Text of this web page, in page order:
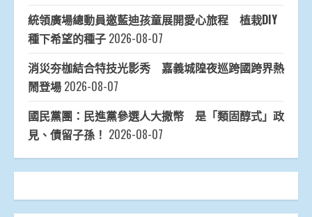
統領廣場總動員邀藍迪孩童展開愛心旅程 植栽DIY
種下希望的種子 2026-08-07
消災夯枷結合特技光影秀 嘉義城隍夜巡跨國跨界熱
鬧登場 2026-08-07
國民黨團：民進黨參選人大撒幣 是「類固醇式」政
見、債留子孫！ 2026-08-07